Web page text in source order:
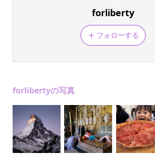
forliberty
フォローする
forlibertyの写真